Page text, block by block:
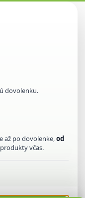
dovolenku.
až po dovolenke,od
včas.